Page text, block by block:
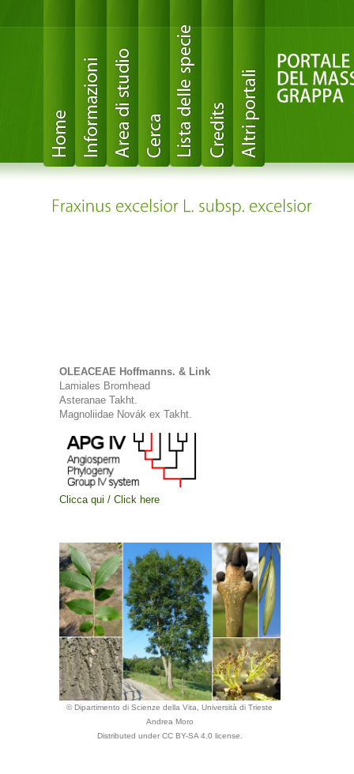
OLEACEAE Hoffmanns. & Link
Lamiales Bromhead
Asteranae Takht.
Magnoliidae Novák ex Takht.
Clicca qui / Click here
© Dipartimento di Scienze della Vita, Università di Trieste
Andrea Moro
Distributed under CC BY-SA 4.0 license.